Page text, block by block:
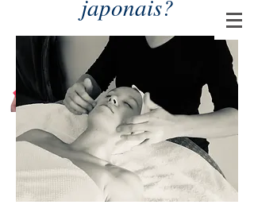
Arielle Jobic
Réflexologue Plantaire et
Palmaire Certifiée
Massage Facial Japonais
japonais?